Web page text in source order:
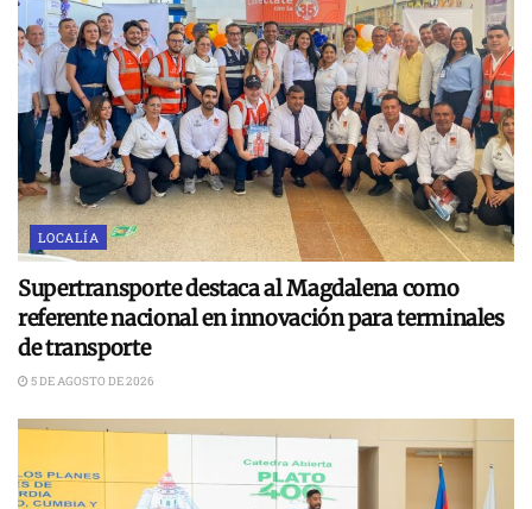
LOCALÍA
Supertransporte destaca al Magdalena como
referente nacional en innovación para terminales
de transporte
5 DE AGOSTO DE 2026